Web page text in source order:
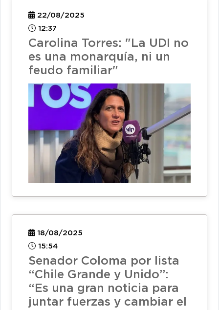
22/08/2025
12:37
Carolina Torres: "La UDI no
es una monarquía, ni un
feudo familiar"
18/08/2025
15:54
Senador Coloma por lista
“Chile Grande y Unido”:
“Es una gran noticia para
juntar fuerzas y cambiar el